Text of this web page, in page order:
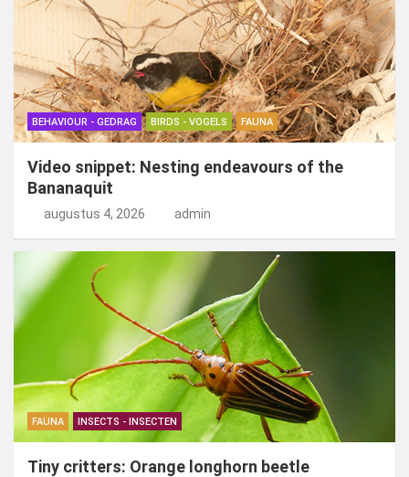
BEHAVIOUR - GEDRAG BIRDS - VOGELS FAUNA
Video snippet: Nesting endeavours of the
Bananaquit
augustus 4, 2026 admin
FAUNA INSECTS - INSECTEN
Tiny critters: Orange longhorn beetle